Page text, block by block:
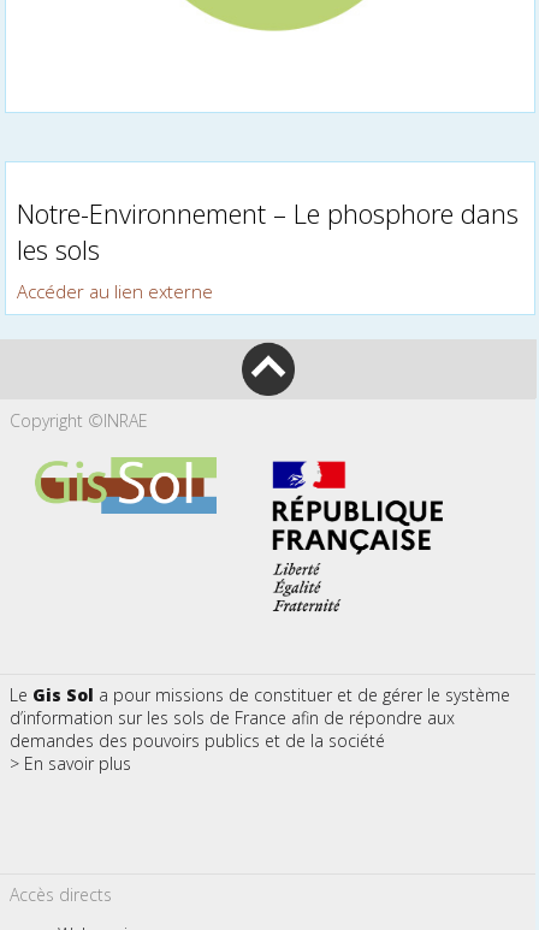
Notre-Environnement – Le phosphore dans
les sols
Accéder au lien externe
Copyright ©INRAE
Le Gis Sol a pour missions de constituer et de gérer le système
d’information sur les sols de France afin de répondre aux
demandes des pouvoirs publics et de la société
> En savoir plus
Accès directs